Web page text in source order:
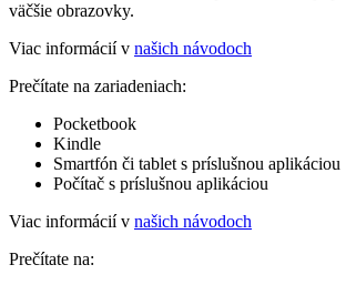
väčšie obrazovky.
Viac informácií v našich návodoch
Prečítate na zariadeniach:
Pocketbook
Kindle
Smartfón či tablet s príslušnou aplikáciou
Počítač s príslušnou aplikáciou
Viac informácií v našich návodoch
Prečítate na: